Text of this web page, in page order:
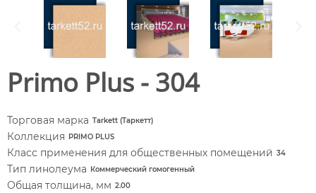
Primo Plus - 304
Торговая марка Tarkett (Таркетт)
Коллекция PRIMO PLUS
Класс применения для общественных помещений 34
Тип линолеума Коммерческий гомогенный
Общая толщина, мм 2.00